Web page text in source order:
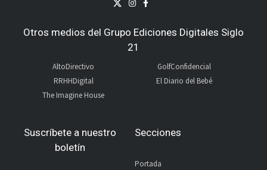
Otros medios del Grupo Ediciones Digitales Siglo
21
AltoDirectivo
RRHHDigital
The Imagine House
GolfConfidencial
El Diario del Bebé
Suscríbete a nuestro
boletín
Secciones
Portada